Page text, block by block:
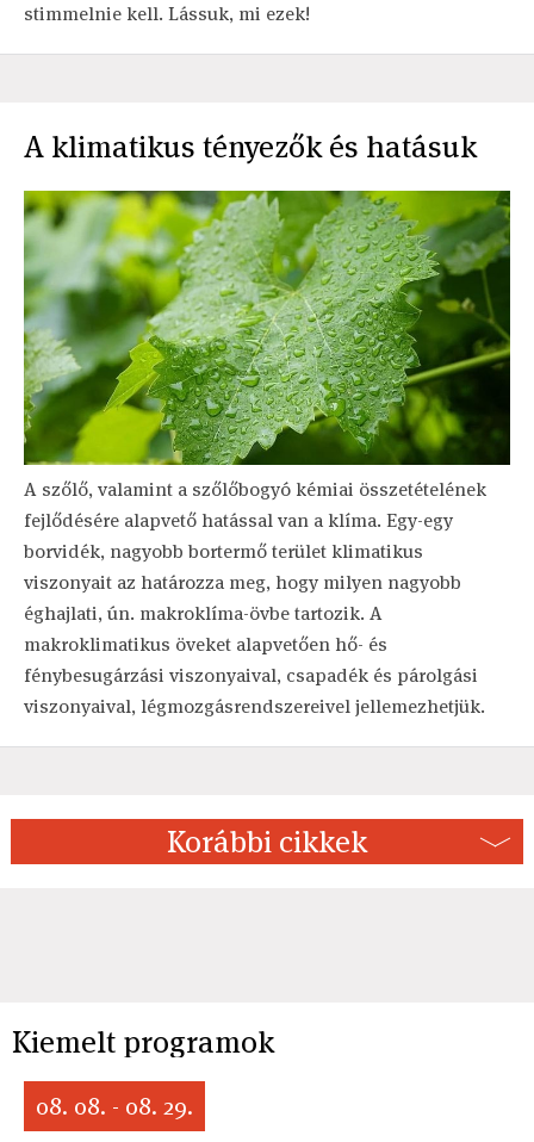
stimmelnie kell. Lássuk, mi ezek!
A klimatikus tényezők és hatásuk
A szőlő, valamint a szőlőbogyó kémiai összetételének
fejlődésére alapvető hatással van a klíma. Egy-egy
borvidék, nagyobb bortermő terület klimatikus
viszonyait az határozza meg, hogy milyen nagyobb
éghajlati, ún. makroklíma-övbe tartozik. A
makroklimatikus öveket alapvetően hő- és
fénybesugárzási viszonyaival, csapadék és párolgási
viszonyaival, légmozgásrendszereivel jellemezhetjük.
Korábbi cikkek
Kiemelt programok
08. 08. - 08. 29.